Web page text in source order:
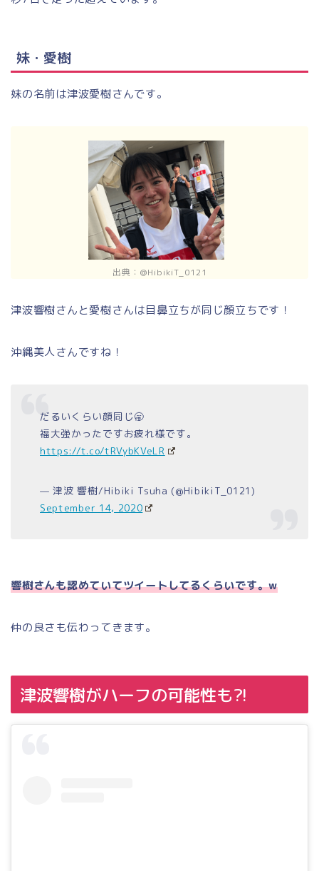
妹・愛樹
妹の名前は津波愛樹さんです。
出典：@HibikiT_0121
津波響樹さんと愛樹さんは目鼻立ちが同じ顔立ちです！
沖縄美人さんですね！
だるいくらい顔同じ🥱
福大強かったですお疲れ様です。
https://t.co/tRVybKVeLR
— 津波 響樹/Hibiki Tsuha (@HibikiT_0121)
September 14, 2020
響樹さんも認めていてツイートしてるくらいです。w
仲の良さも伝わってきます。
津波響樹がハーフの可能性も?!